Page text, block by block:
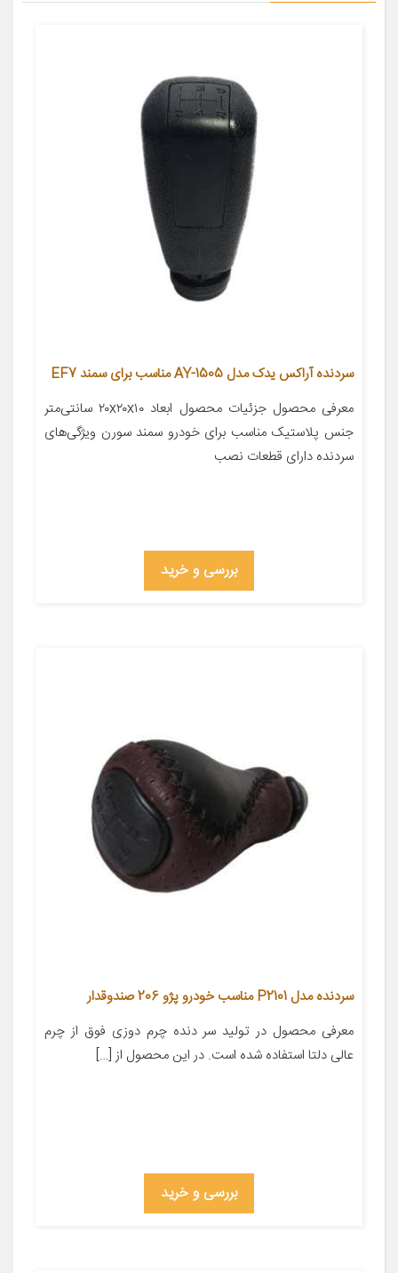
سردنده آراکس یدک مدل AY-1505 مناسب برای سمند EF7
معرفی محصول جزئیات محصول ابعاد ۲۰x۲۰x۱۰ سانتی‌متر
جنس پلاستیک مناسب برای خودرو سمند سورن ویژگی‌های
سردنده دارای قطعات نصب
بررسی و خرید
سردنده مدل P2101 مناسب خودرو پژو 206 صندوقدار
معرفی محصول در تولید سر دنده چرم دوزی فوق از چرم
عالی دلتا استفاده شده است. در این محصول از […]
بررسی و خرید